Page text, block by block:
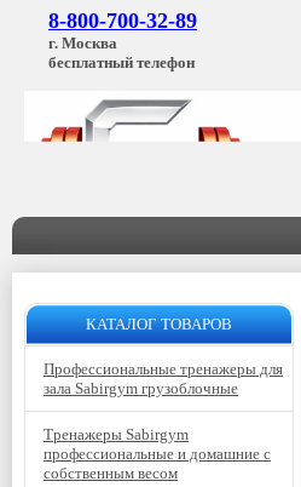
8-800-700-32-89
г. Москва
бесплатный телефон
КАТАЛОГ ТОВАРОВ
Профессиональные тренажеры для
зала Sabirgym грузоблочные
Тренажеры Sabirgym
профессиональные и домашние с
собственным весом